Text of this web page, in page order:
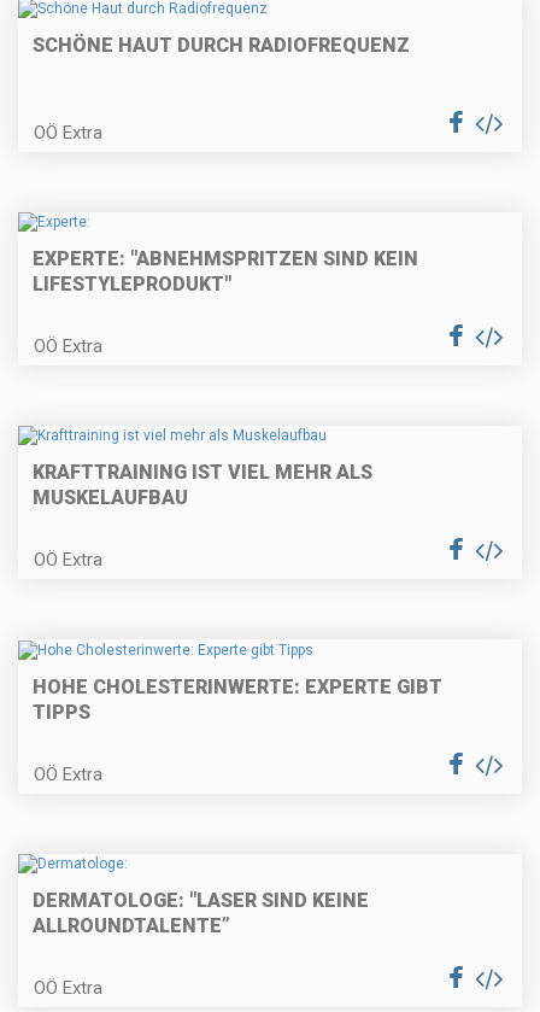
SCHÖNE HAUT DURCH RADIOFREQUENZ
OÖ Extra
EXPERTE: "ABNEHMSPRITZEN SIND KEIN
LIFESTYLEPRODUKT"
OÖ Extra
KRAFTTRAINING IST VIEL MEHR ALS
MUSKELAUFBAU
OÖ Extra
HOHE CHOLESTERINWERTE: EXPERTE GIBT
TIPPS
OÖ Extra
DERMATOLOGE: "LASER SIND KEINE
ALLROUNDTALENTE”
OÖ Extra